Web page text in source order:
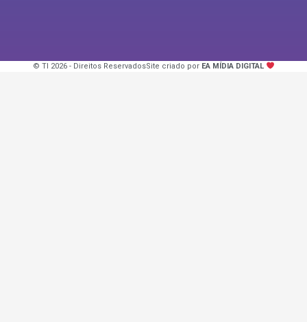
© TI 2026 - Direitos ReservadosSite criado por EA MÍDIA DIGITAL